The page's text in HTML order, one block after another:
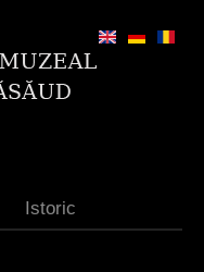
Istoric